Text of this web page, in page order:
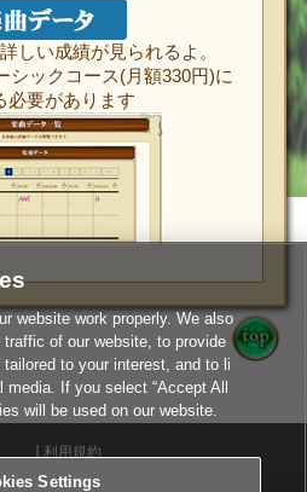
しい成績が見られるよ。
ックコース(月額330円)に
必要があります
利用規約
外部送信について
website work properly. We also
of our website, to provide
to your interest, and to li
If you select “Accept All
will be used on our website.
Settings